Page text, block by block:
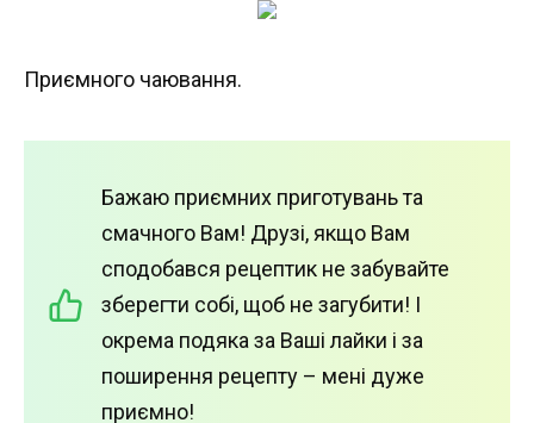
Приємного чаювання.
Бажаю приємних приготувань та
смачного Вам! Друзі, якщо Вам
сподобався рецептик не забувайте
зберегти собі, щоб не загубити! І
окрема подяка за Ваші лайки і за
поширення рецепту – мені дуже
приємно!